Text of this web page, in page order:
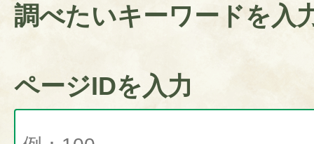
調べたいキーワードを入
ページIDを入力